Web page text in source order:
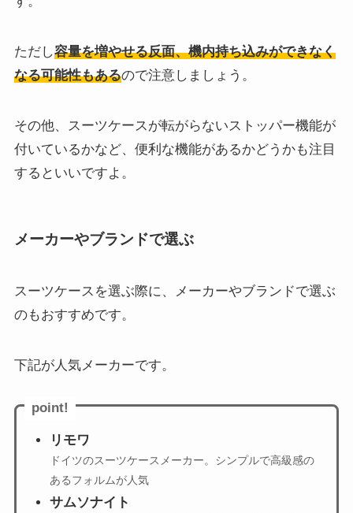
ただし容量を増やせる反面、機内持ち込みができなく
なる可能性もあるので注意しましょう。
その他、スーツケースが転がらないストッパー機能が
付いているかなど、便利な機能があるかどうかも注目
するといいですよ。
メーカーやブランドで選ぶ
スーツケースを選ぶ際に、メーカーやブランドで選ぶ
のもおすすめです。
下記が人気メーカーです。
point!
リモワ
ドイツのスーツケースメーカー。シンプルで高級感の
あるフォルムが人気
サムソナイト